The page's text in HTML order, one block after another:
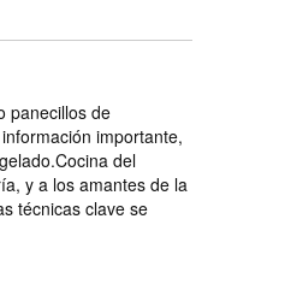
panecillos de
importante,
del
y a los amantes de la
técnicas clave se